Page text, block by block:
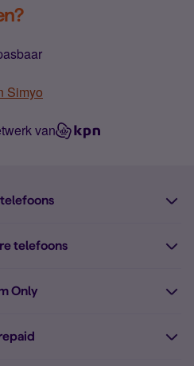
Simyo
van
telefoons
Only